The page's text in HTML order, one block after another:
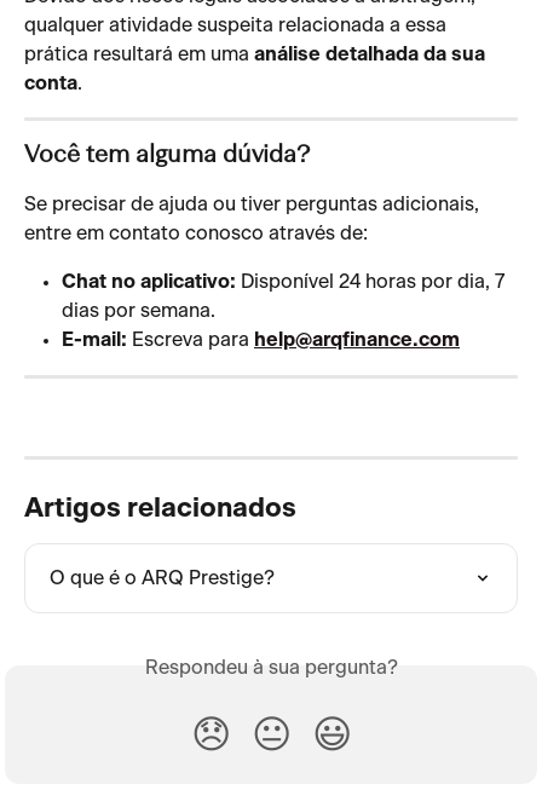
qualquer atividade suspeita relacionada a essa
prática resultará em uma análise detalhada da sua
conta.
Você tem alguma dúvida?
Se precisar de ajuda ou tiver perguntas adicionais,
entre em contato conosco através de:
Chat no aplicativo: Disponível 24 horas por dia, 7
dias por semana.
E-mail: Escreva para help@arqfinance.com
Artigos relacionados
O que é o ARQ Prestige?
Respondeu à sua pergunta?
😞 😐 😃